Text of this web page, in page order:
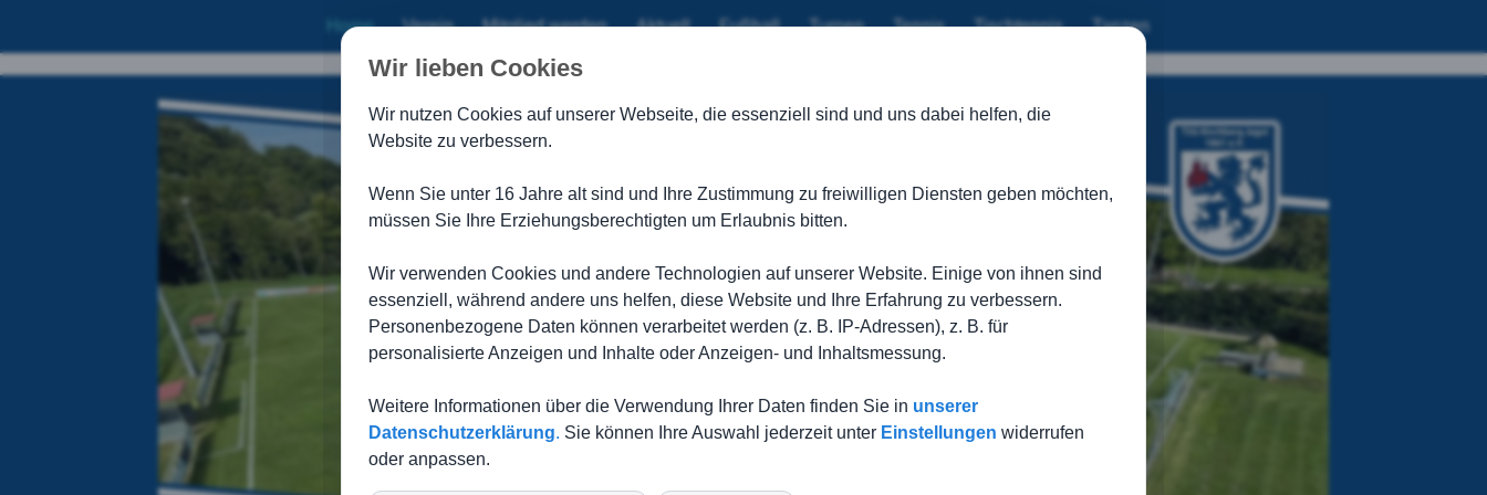
Home Verein Mitglied werden Aktuell Fußball Turnen Tennis Tischtennis Tanzen
Wir lieben Cookies
Wir nutzen Cookies auf unserer Webseite, die essenziell sind und uns dabei helfen, die
Website zu verbessern.
Wenn Sie unter 16 Jahre alt sind und Ihre Zustimmung zu freiwilligen Diensten geben möchten,
müssen Sie Ihre Erziehungsberechtigten um Erlaubnis bitten.
Wir verwenden Cookies und andere Technologien auf unserer Website. Einige von ihnen sind
essenziell, während andere uns helfen, diese Website und Ihre Erfahrung zu verbessern.
Personenbezogene Daten können verarbeitet werden (z. B. IP-Adressen), z. B. für
personalisierte Anzeigen und Inhalte oder Anzeigen- und Inhaltsmessung.
Weitere Informationen über die Verwendung Ihrer Daten finden Sie in unserer
Datenschutzerklärung. Sie können Ihre Auswahl jederzeit unter Einstellungen widerrufen
oder anpassen.